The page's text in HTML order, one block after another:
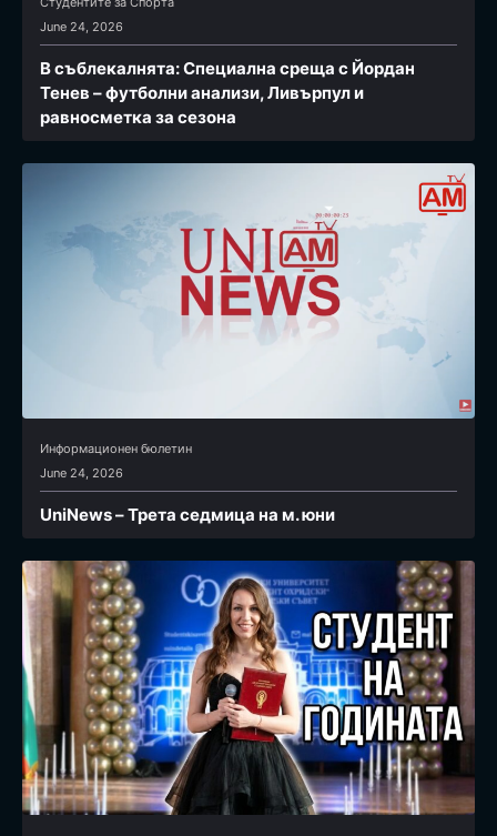
June 24, 2026
В съблекалнята: Специална среща с Йордан
Тенев – футболни анализи, Ливърпул и
равносметка за сезона
Информационен бюлетин
June 24, 2026
UniNews – Трета седмица на м. юни